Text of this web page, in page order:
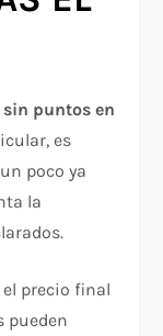
sin puntos en
es
poco ya
la
precio final
pueden